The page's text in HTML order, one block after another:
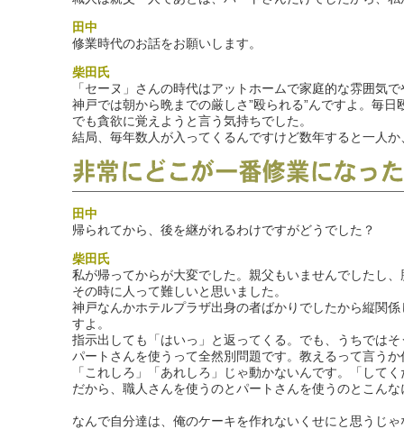
田中
修業時代のお話をお願いします。
柴田氏
「セーヌ」さんの時代はアットホームで家庭的な雰囲気
神戸では朝から晩までの厳しさ”殴られる”んですよ。毎
でも貪欲に覚えようと言う気持ちでした。
結局、毎年数人が入ってくるんですけど数年すると一人
田中
帰られてから、後を継がれるわけですがどうでした？
柴田氏
私が帰ってからが大変でした。親父もいませんでしたし
その時に人って難しいと思いました。
神戸なんかホテルプラザ出身の者ばかりでしたから縦関
すよ。
指示出しても「はいっ」と返ってくる。でも、うちでは
パートさんを使うって全然別問題です。教えるって言う
「これしろ」「あれしろ」じゃ動かないんです。「して
だから、職人さんを使うのとパートさんを使うのとこん
なんで自分達は、俺のケーキを作れないくせにと思うじ